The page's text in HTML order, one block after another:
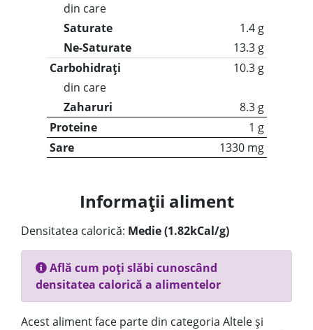
din care
Saturate
1.4 g
Ne-Saturate
13.3 g
Carbohidrați
10.3 g
din care
Zaharuri
8.3 g
Proteine
1 g
Sare
1330 mg
Informații aliment
Densitatea calorică: Medie (1.82kCal/g)
Află cum poți slăbi cunoscând
densitatea calorică a alimentelor
Acest aliment face parte din categoria Altele și